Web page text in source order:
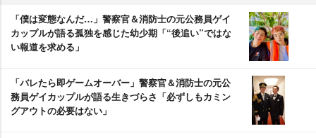
「僕は変態なんだ…」警察官＆消防士の元公務員ゲイ
カップルが語る孤独を感じた幼少期「“後追い”ではな
い報道を求める」
「バレたら即ゲームオーバー」警察官＆消防士の元公
務員ゲイカップルが語る生きづらさ「必ずしもカミン
グアウトの必要はない」